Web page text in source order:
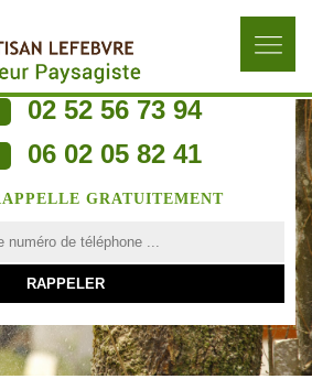
02 52 56 73 94
06 02 05 82 41
GRATUITEMENT